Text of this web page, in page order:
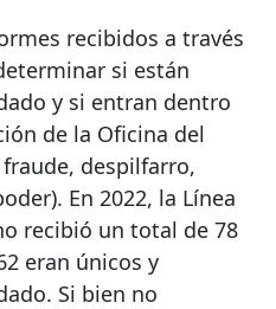
recibidos a través
si están
y si entran dentro
de la Oficina del
despilfarro,
En 2022, la Línea
recibió un total de 78
eran únicos y
Si bien no